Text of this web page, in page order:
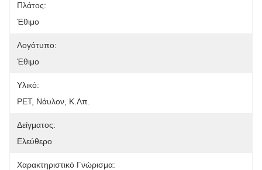
Πλάτος:
Έθιμο
Λογότυπο:
Έθιμο
Υλικό:
PET, Νάυλον, Κ.λπ.
Δείγματος:
Ελεύθερο
Χαρακτηριστικό Γνώρισμα: